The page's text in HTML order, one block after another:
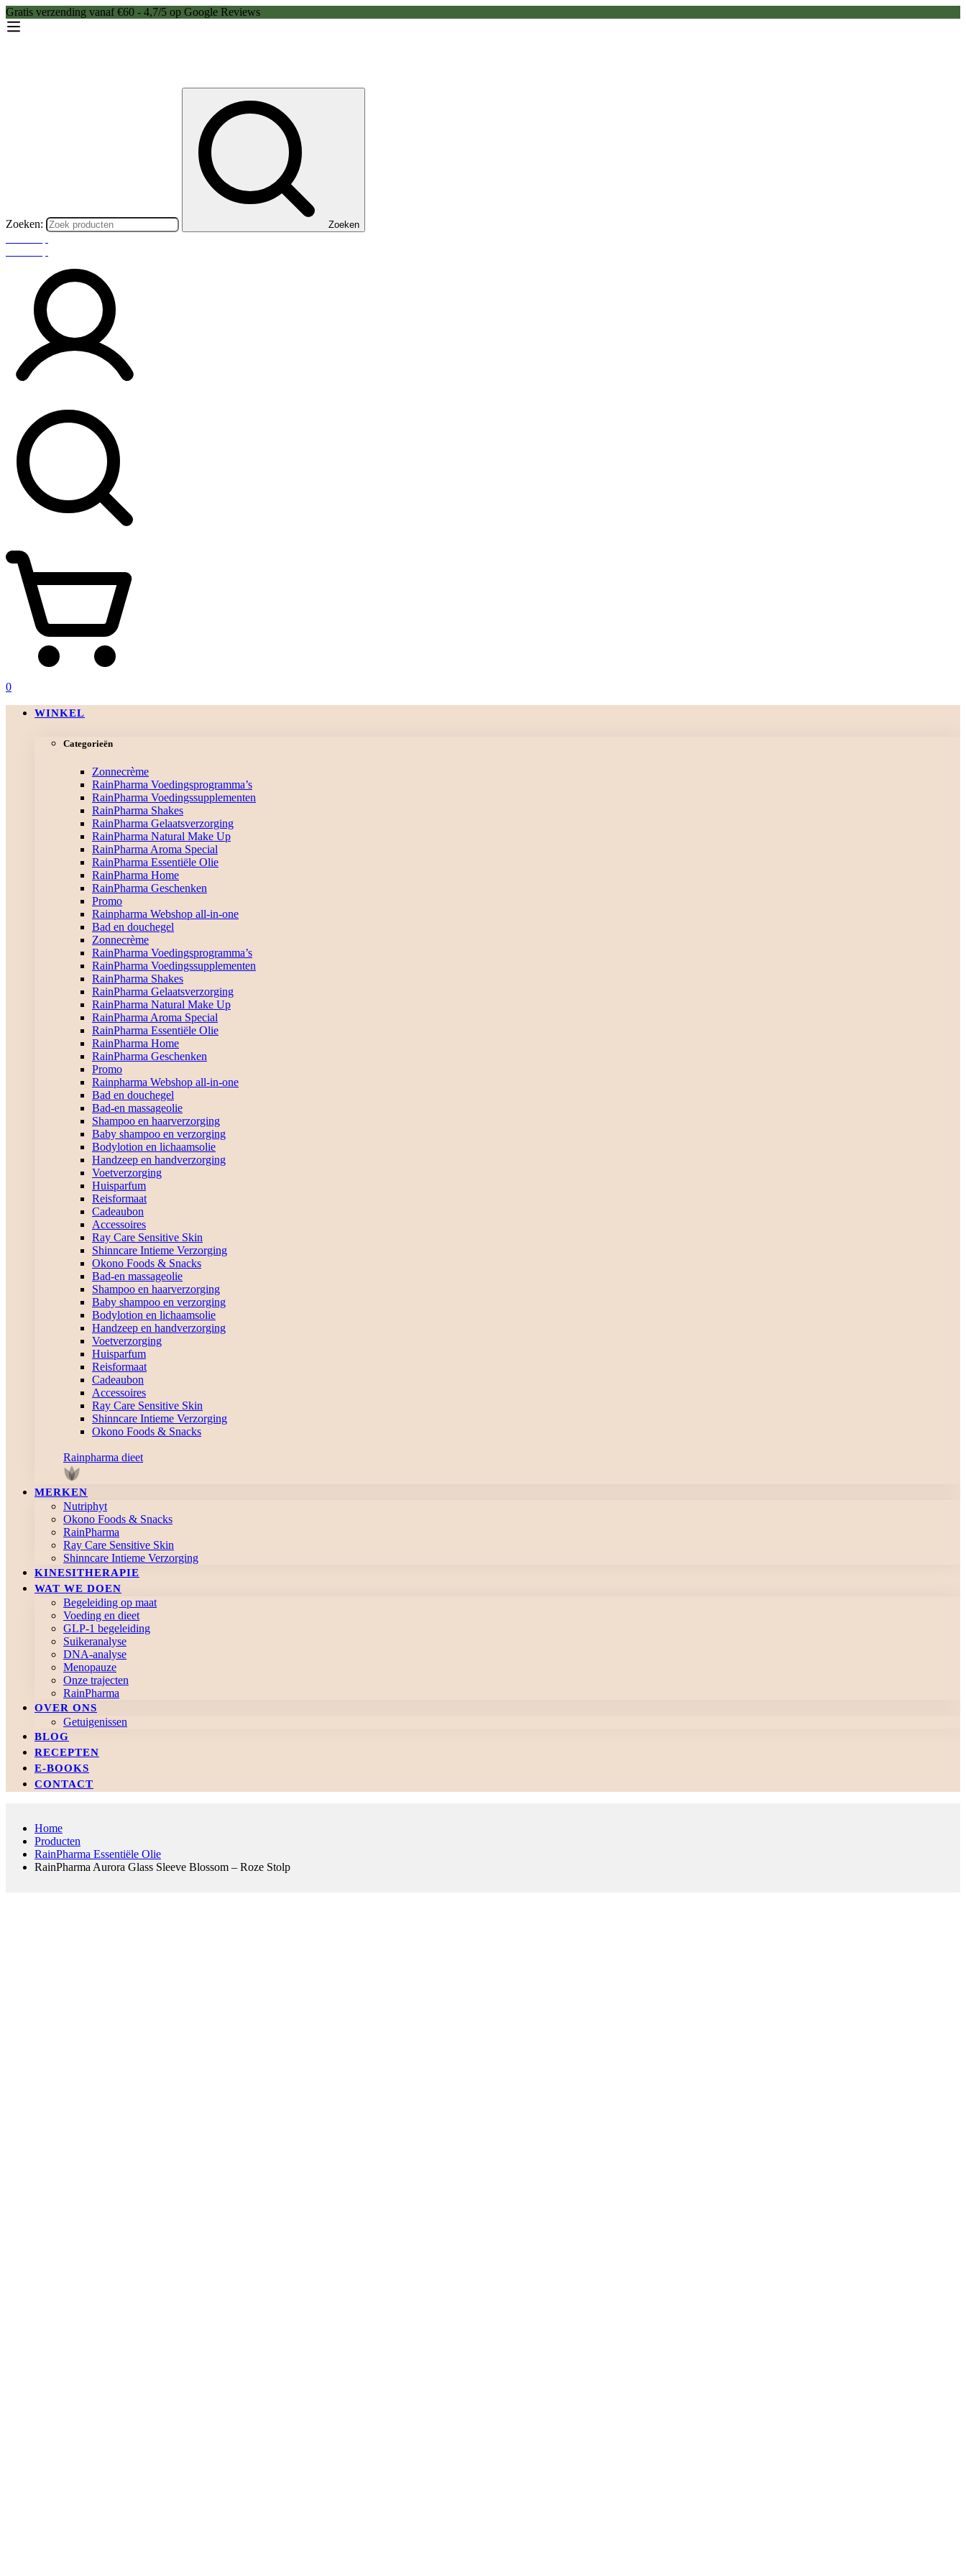
Gratis verzending vanaf €60 - 4,7/5 op Google Reviews
Zoeken: Zoeken
0
WINKEL
Categorieën
Zonnecrème
RainPharma Voedingsprogramma’s
RainPharma Voedingssupplementen
RainPharma Shakes
RainPharma Gelaatsverzorging
RainPharma Natural Make Up
RainPharma Aroma Special
RainPharma Essentiële Olie
RainPharma Home
RainPharma Geschenken
Promo
Rainpharma Webshop all-in-one
Bad en douchegel
Zonnecrème
RainPharma Voedingsprogramma’s
RainPharma Voedingssupplementen
RainPharma Shakes
RainPharma Gelaatsverzorging
RainPharma Natural Make Up
RainPharma Aroma Special
RainPharma Essentiële Olie
RainPharma Home
RainPharma Geschenken
Promo
Rainpharma Webshop all-in-one
Bad en douchegel
Bad-en massageolie
Shampoo en haarverzorging
Baby shampoo en verzorging
Bodylotion en lichaamsolie
Handzeep en handverzorging
Voetverzorging
Huisparfum
Reisformaat
Cadeaubon
Accessoires
Ray Care Sensitive Skin
Shinncare Intieme Verzorging
Okono Foods & Snacks
Bad-en massageolie
Shampoo en haarverzorging
Baby shampoo en verzorging
Bodylotion en lichaamsolie
Handzeep en handverzorging
Voetverzorging
Huisparfum
Reisformaat
Cadeaubon
Accessoires
Ray Care Sensitive Skin
Shinncare Intieme Verzorging
Okono Foods & Snacks
Rainpharma dieet
MERKEN
Nutriphyt
Okono Foods & Snacks
RainPharma
Ray Care Sensitive Skin
Shinncare Intieme Verzorging
KINESITHERAPIE
WAT WE DOEN
Begeleiding op maat
Voeding en dieet
GLP-1 begeleiding
Suikeranalyse
DNA-analyse
Menopauze
Onze trajecten
RainPharma
OVER ONS
Getuigenissen
BLOG
RECEPTEN
E-BOOKS
CONTACT
Home
Producten
RainPharma Essentiële Olie
RainPharma Aurora Glass Sleeve Blossom – Roze Stolp